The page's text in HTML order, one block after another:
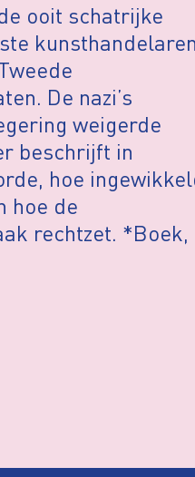
ooit schatrijke
De nazi’s
weigerde
beschrijft in
hoe
hoe de
rechtzet. *Boek,